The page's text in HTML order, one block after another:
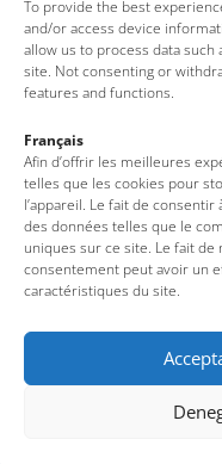
To provide the best
and/or access device
allow us to process data
site. Not consenting or
features and functions.
Français
Afin d’offrir les meilleures
telles que les cookies pour
l’appareil. Le fait de
des données telles que le
uniques sur ce site. Le fait
consentement peut avoir un
caractéristiques du site.